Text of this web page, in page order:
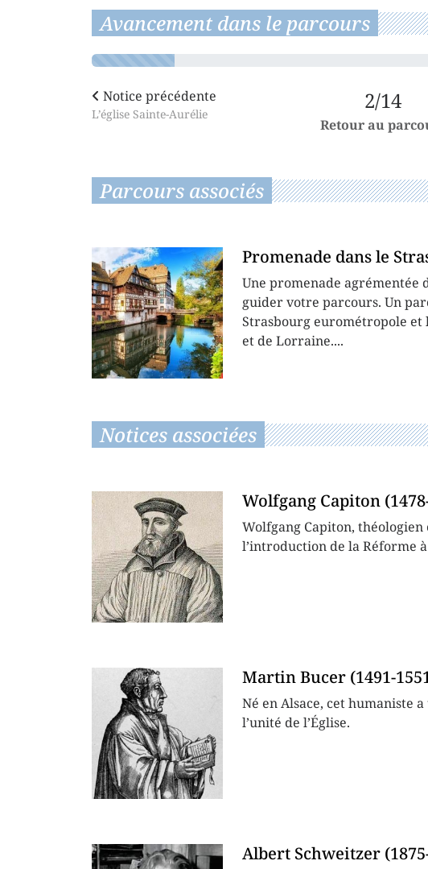
Avancement dans le parcours
Notice précédente
L’église Sainte-Aurélie
2/14
Retour au
Parcours associés
Promenade dans le
Une promenade agrémentée
guider votre parcours. Un
Strasbourg eurométropole et
et de Lorraine....
Notices associées
Wolfgang Capiton
Wolfgang Capiton,
l’introduction de la Réforme
Martin Bucer (1491-
Né en Alsace, cet humaniste
l’unité de l’Église.
Albert Schweitzer